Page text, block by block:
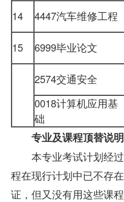
14 4447汽车维修工程
15 6999毕业论文
2574交通安全
0018计算机应用基
础
专业及课程顶替说明
本专业考试计划经过
程在现行计划中已不存
证，但又没有用这些课